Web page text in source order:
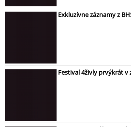
Exkluzívne záznamy z
Festival 4živly prvýkrát v